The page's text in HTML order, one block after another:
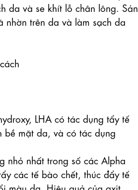
da và se khít lỗ chân lông. Sản
nhờn trên da và làm sạch da
LHA có tác dụng tẩy tế
bề mặt da, và có tác dụng
nhỏ nhất trong số các Alpha
các tế bào chết, thúc đẩy tế
màu da. Hiệu quả của axit